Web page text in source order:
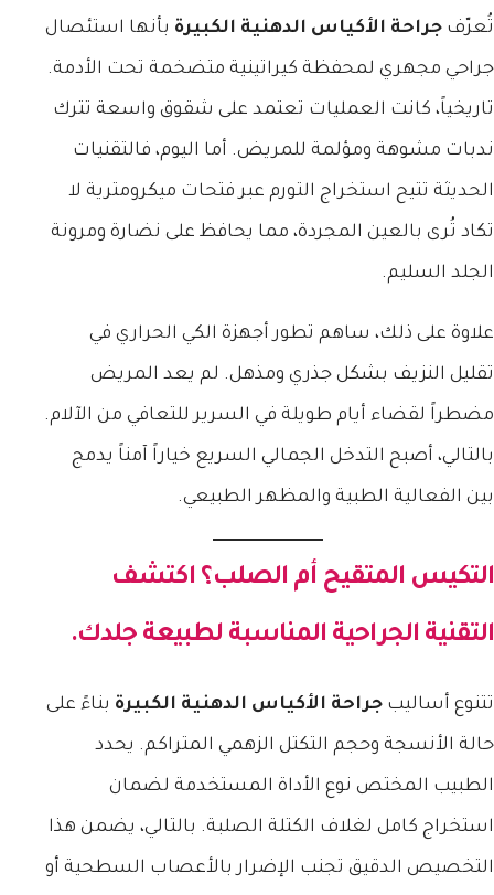
تُعرّف جراحة الأكياس الدهنية الكبيرة بأنها استئصال
جراحي مجهري لمحفظة كيراتينية متضخمة تحت الأدمة.
تاريخياً، كانت العمليات تعتمد على شقوق واسعة تترك
ندبات مشوهة ومؤلمة للمريض. أما اليوم، فالتقنيات
الحديثة تتيح استخراج التورم عبر فتحات ميكرومترية لا
تكاد تُرى بالعين المجردة، مما يحافظ على نضارة ومرونة
الجلد السليم.
علاوة على ذلك، ساهم تطور أجهزة الكي الحراري في
تقليل النزيف بشكل جذري ومذهل. لم يعد المريض
مضطراً لقضاء أيام طويلة في السرير للتعافي من الآلام.
بالتالي، أصبح التدخل الجمالي السريع خياراً آمناً يدمج
بين الفعالية الطبية والمظهر الطبيعي.
التكيس المتقيح أم الصلب؟ اكتشف
التقنية الجراحية المناسبة لطبيعة جلدك.
تتنوع أساليب جراحة الأكياس الدهنية الكبيرة بناءً على
حالة الأنسجة وحجم التكتل الزهمي المتراكم. يحدد
الطبيب المختص نوع الأداة المستخدمة لضمان
استخراج كامل لغلاف الكتلة الصلبة. بالتالي، يضمن هذا
التخصيص الدقيق تجنب الإضرار بالأعصاب السطحية أو